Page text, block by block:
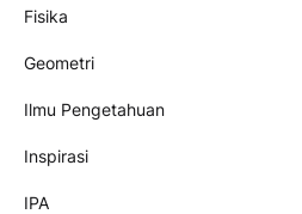
Fisika
Geometri
Ilmu Pengetahuan
Inspirasi
IPA